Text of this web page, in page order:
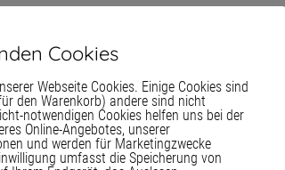
Cookies
Webseite Cookies. Einige Cookies sind
den Warenkorb) andere sind nicht
notwendigen Cookies helfen uns bei der
Online-Angebotes, unserer
und werden für Marketingzwecke
umfasst die Speicherung von